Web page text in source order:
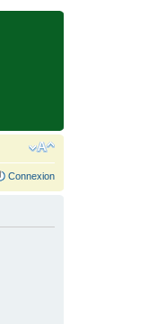
Connexion